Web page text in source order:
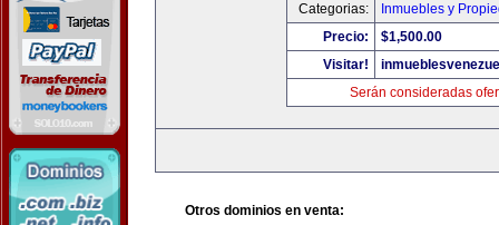
Categorias:
Inmuebles y
Precio:
$1,500.00
Visitar!
Serán consideradas
Otros dominios en venta: